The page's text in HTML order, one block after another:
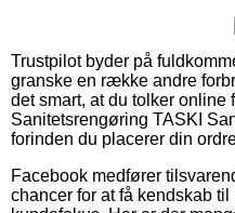
Trustpilot byder på
granske en række andre
det smart, at du tolker online
Sanitetsrengøring TASKI
forinden du placerer din
Facebook medfører
chancer for at få kendskab